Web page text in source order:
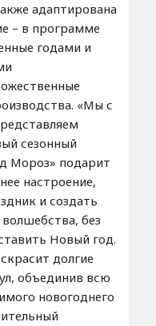
адаптирована
– в программе
годами и
«Мы с
сезонный
Мороз» подарит
настроение,
и создать
без
Новый год.
долгие
объединив всю
новогоднего